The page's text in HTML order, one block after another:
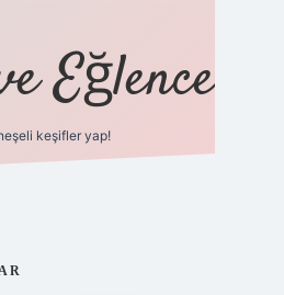
Eğlence
keşifler yap!